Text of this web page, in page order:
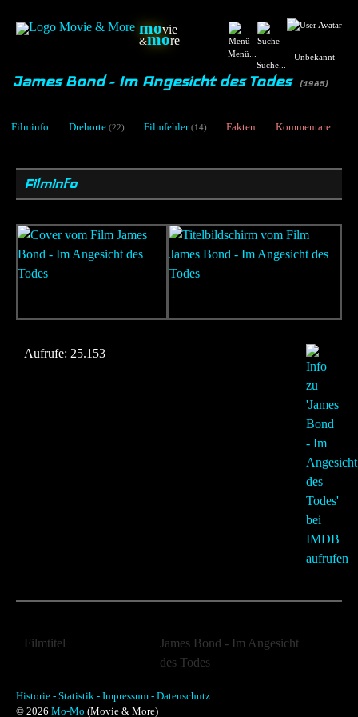
movie
&more
Menü...
Suche...
Unbekannt
James Bond - Im Angesicht des Todes [1985]
Filminfo Drehorte (22) Filmfehler (14) Fakten Kommentare
Filminfo
Aufrufe: 25.153
Filmtitel
James Bond - Im Angesicht
des Todes
Filmtitel (Orginal)
A View to a Kill
Historie - Statistik - Impressum - Datenschutz
© 2026 Mo-Mo (Movie & More)